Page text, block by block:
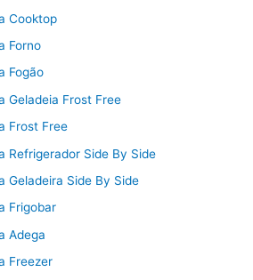
Cooktop
Forno
Fogão
Geladeia Frost Free
Frost Free
Refrigerador Side By Side
Geladeira Side By Side
Frigobar
Adega
Freezer